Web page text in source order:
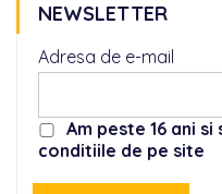
NEWSLETTER
Adresa de e-mail
Am peste 16 ani
conditiile de pe site